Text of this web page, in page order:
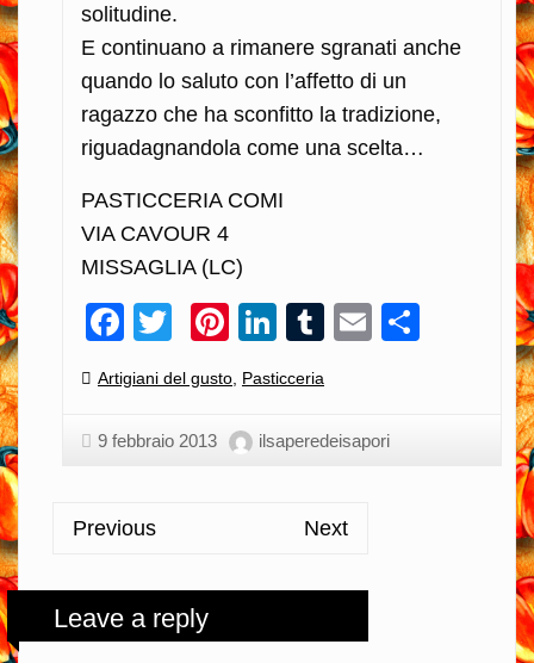
solitudine.
E continuano a rimanere sgranati anche
quando lo saluto con l’affetto di un
ragazzo che ha sconfitto la tradizione,
riguadagnandola come una scelta…
PASTICCERIA COMI
VIA CAVOUR 4
MISSAGLIA (LC)
Facebook
TwitterPinterest
LinkedIn
Tumblr
Email
Categories:
Artigiani del gusto Pasticceria
9 febbraio 2013 ilsaperedeisapori
Previous Next
Leave a reply